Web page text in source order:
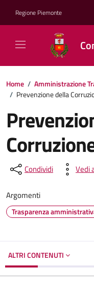
Regione Piemonte
Home / Amministrazione
/ Prevenzione della
Condividi Vedi
Argomenti
Trasparenza
ALTRI CONTENUTI